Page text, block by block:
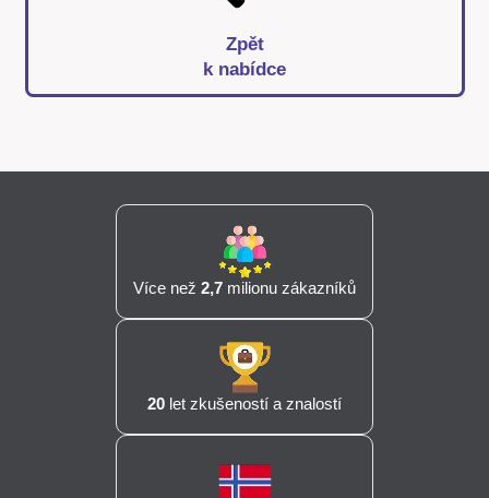
Zpět
k nabídce
Více než 2,7 milionu zákazníků
20 let zkušeností a znalostí